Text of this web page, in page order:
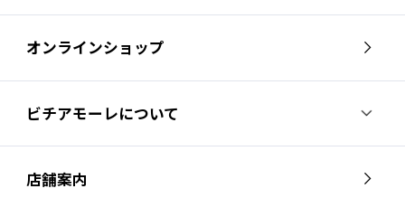
オンラインショップ
ビチアモーレについて
ビチアモーレについて
スタッフ紹介
会社概要
店舗案内